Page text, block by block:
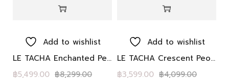
Add to wishlist
LE TACHA Enchanted Peony Petals – Moonlight Rose gold Necklace สร้อยคอ เงินแท้ โรสโกลด์ ใบไม้ ดอกพีโอนี
฿8,299.00
฿5,499.00
Add to wishlist
LE TACHA Crescent Peony Spell Earrings,
฿4,099.00
฿3,599.00